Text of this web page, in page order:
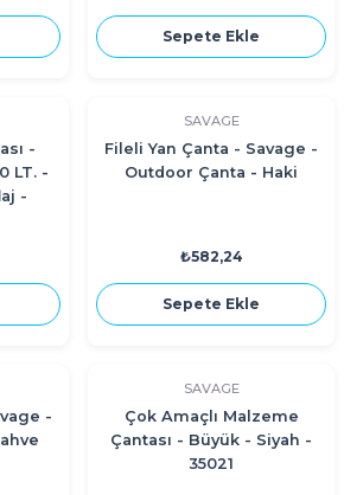
Sepete Ekle
-
LT. -
-
SAVAGE
Fileli Yan Çanta - Savage -
Outdoor Çanta - Haki
₺582,24
Sepete Ekle
-
SAVAGE
Çok Amaçlı Malzeme
Çantası - Büyük - Siyah -
35021